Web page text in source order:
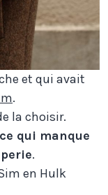
et qui avait
.
la choisir.
ce qui manque
.
en Hulk